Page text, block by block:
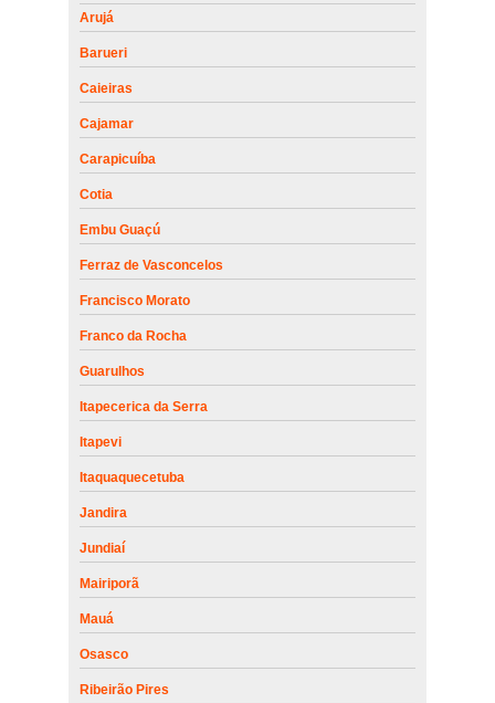
Arujá
Barueri
Caieiras
Cajamar
Carapicuíba
Cotia
Embu Guaçú
Ferraz de Vasconcelos
Francisco Morato
Franco da Rocha
Guarulhos
Itapecerica da Serra
Itapevi
Itaquaquecetuba
Jandira
Jundiaí
Mairiporã
Mauá
Osasco
Ribeirão Pires